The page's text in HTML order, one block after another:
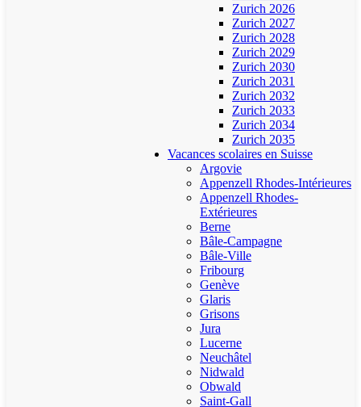
Zurich 2026
Zurich 2027
Zurich 2028
Zurich 2029
Zurich 2030
Zurich 2031
Zurich 2032
Zurich 2033
Zurich 2034
Zurich 2035
Vacances scolaires en Suisse
Argovie
Appenzell Rhodes-Intérieures
Appenzell Rhodes-
Extérieures
Berne
Bâle-Campagne
Bâle-Ville
Fribourg
Genève
Glaris
Grisons
Jura
Lucerne
Neuchâtel
Nidwald
Obwald
Saint-Gall